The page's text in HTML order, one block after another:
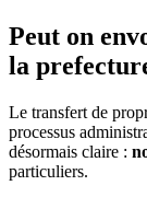
Peut on
la
Le transfert de
processus
désormais claire :
particuliers.